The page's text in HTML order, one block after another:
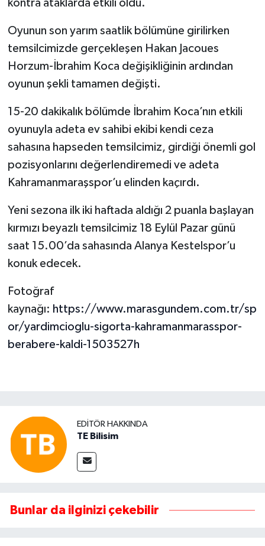
kontra ataklarda etkili oldu.
Oyunun son yarım saatlik bölümüne girilirken
temsilcimizde gerçekleşen Hakan Jacoues
Horzum-İbrahim Koca değişikliğinin ardından
oyunun şekli tamamen değişti.
15-20 dakikalık bölümde İbrahim Koca’nın etkili
oyunuyla adeta ev sahibi ekibi kendi ceza
sahasına hapseden temsilcimiz, girdiği önemli gol
pozisyonlarını değerlendiremedi ve adeta
Kahramanmaraşspor’u elinden kaçırdı.
Yeni sezona ilk iki haftada aldığı 2 puanla başlayan
kırmızı beyazlı temsilcimiz 18 Eylül Pazar günü
saat 15.00’da sahasında Alanya Kestelspor’u
konuk edecek.
Fotoğraf
kaynağı: https://www.marasgundem.com.tr/sp
or/yardimcioglu-sigorta-kahramanmarasspor-
berabere-kaldi-1503527h
EDITÖR HAKKINDA
TE Bilisim
Bunlar da ilginizi çekebilir